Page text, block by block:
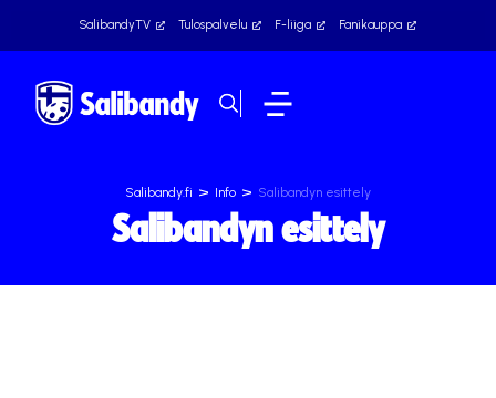
SalibandyTV Tulospalvelu F-liiga Fanikauppa
Salibandy.fi > Info > Salibandyn esittely
Salibandyn esittely